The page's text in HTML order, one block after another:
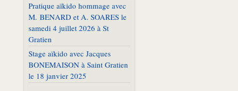
Pratique aïkido hommage avec
M. BENARD et A. SOARES le
samedi 4 juillet 2026 à St
Gratien
Stage aïkido avec Jacques
BONEMAISON à Saint Gratien
le 18 janvier 2025